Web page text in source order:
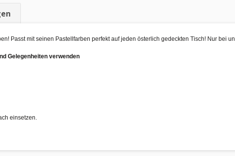
Passt mit seinen Pastellfarben perfekt auf jeden österlich gedeckten Tisch! Nur bei
Gelegenheiten verwenden
einsetzen.